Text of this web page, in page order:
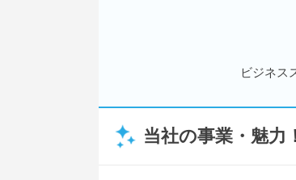
ビジネス
当社の事業・魅力！